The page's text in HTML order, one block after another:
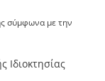
σύμφωνα με την
Ιδιοκτησίας